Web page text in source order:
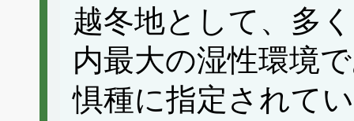
越冬地として、多
内最大の湿性環境
惧種に指定されて